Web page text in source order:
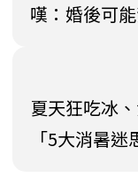
嘆：婚後可
夏天狂吃冰
「5大消暑